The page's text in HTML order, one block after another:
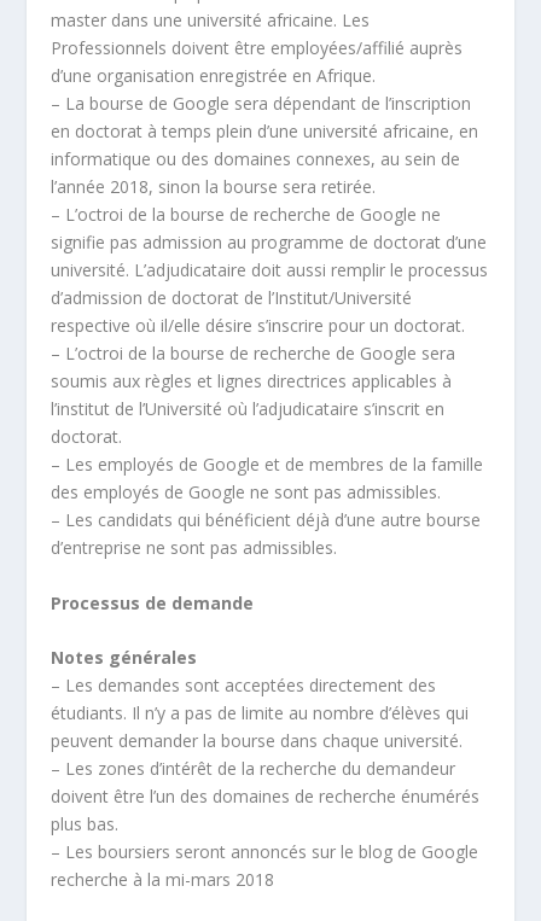
master dans une université africaine. Les
Professionnels doivent être employées/affilié auprès
d’une organisation enregistrée en Afrique.
– La bourse de Google sera dépendant de l’inscription
en doctorat à temps plein d’une université africaine, en
informatique ou des domaines connexes, au sein de
l’année 2018, sinon la bourse sera retirée.
– L’octroi de la bourse de recherche de Google ne
signifie pas admission au programme de doctorat d’une
université. L’adjudicataire doit aussi remplir le processus
d’admission de doctorat de l’Institut/Université
respective où il/elle désire s’inscrire pour un doctorat.
– L’octroi de la bourse de recherche de Google sera
soumis aux règles et lignes directrices applicables à
l’institut de l’Université où l’adjudicataire s’inscrit en
doctorat.
– Les employés de Google et de membres de la famille
des employés de Google ne sont pas admissibles.
– Les candidats qui bénéficient déjà d’une autre bourse
d’entreprise ne sont pas admissibles.
Processus de demande
Notes générales
– Les demandes sont acceptées directement des
étudiants. Il n’y a pas de limite au nombre d’élèves qui
peuvent demander la bourse dans chaque université.
– Les zones d’intérêt de la recherche du demandeur
doivent être l’un des domaines de recherche énumérés
plus bas.
– Les boursiers seront annoncés sur le blog de Google
recherche à la mi-mars 2018